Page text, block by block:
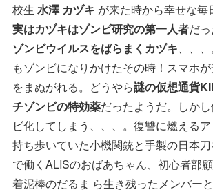
校生 水澤 カヅキ が来た時から幸せな毎
実はカヅキはゾンビ研究の第一人者だっ
ゾンビウイルスをばらまくカヅキ、、
もゾンビになりかけたその時！スマホ
をまぬがれる。どうやら謎の仮想通貨
チゾンビの特効薬だったようだ。しか
ビ化してしまう、、、。復讐に燃える
持ち歩いていた小機関銃と手製の日本
で働くALISのおばあちゃん、初心者部
着泥棒のだるま ら生き残ったメンバー